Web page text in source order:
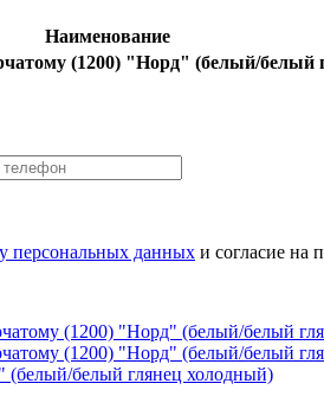
Наименование
(1200) "Норд" (белый/белый
персональных данных и согласие на